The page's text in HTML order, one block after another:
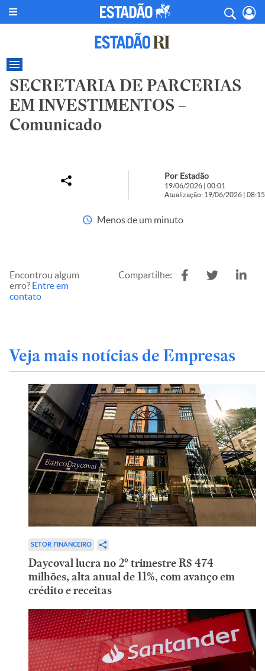
SECRETARIA DE PARCERIAS
EM INVESTIMENTOS –
Comunicado
Por Estadão
19/06/2026 | 00:01
Atualização: 19/06/2026 | 08:15
Menos de um minuto
Encontrou algum
erro? Entre em
contato
Compartilhe:
Veja mais notícias de Empresas
SETOR FINANCEIRO
Daycoval lucra no 2º trimestre R$ 474
milhões, alta anual de 11%, com avanço em
crédito e receitas